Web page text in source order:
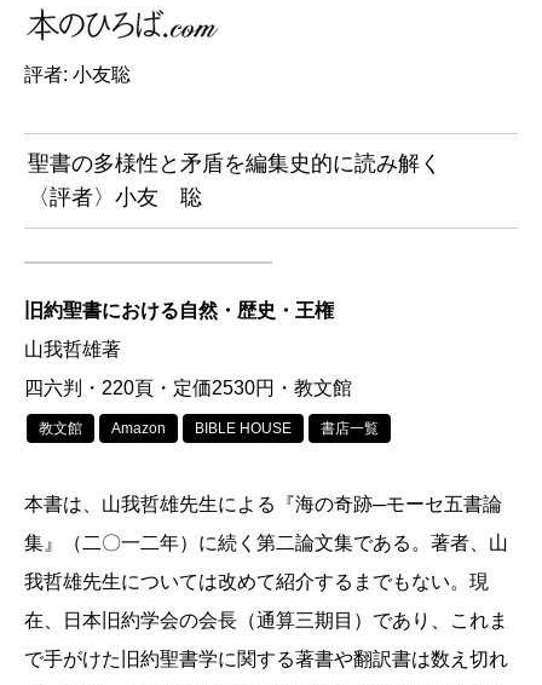
評者: 小友聡
聖書の多様性と矛盾を編集史的に読み解く
〈評者〉小友 聡
旧約聖書における自然・歴史・王権
山我哲雄著
四六判・220頁・定価2530円・教文館
教文館 Amazon BIBLE HOUSE 書店一覧
本書は、山我哲雄先生による『海の奇跡─モーセ五書論
集』（二〇一二年）に続く第二論文集である。著者、山
我哲雄先生については改めて紹介するまでもない。現
在、日本旧約学会の会長（通算三期目）であり、これま
で手がけた旧約聖書学に関する著書や翻訳書は数え切れ